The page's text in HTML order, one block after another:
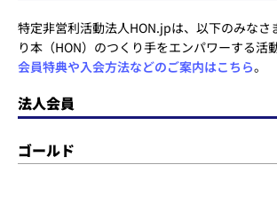
特定非営利活動法人HON.jpは、以下のみなさ
り本（HON）のつくり手をエンパワーする活
会員特典や入会方法などのご案内はこちら。
法人会員
ゴールド